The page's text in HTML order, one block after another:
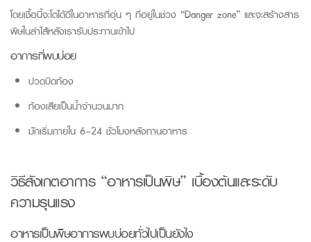
โดยเชื้อนี้จะโตได้ดีในอาหารที่อุ่น ๆ ที่อยู่ในช่วง “Danger zone” และจะสร้างสาร
พิษในลำไส้หลังเรารับประทานเข้าไป
อาการที่พบบ่อย
ปวดบิดท้อง
ท้องเสียเป็นน้ำจำนวนมาก
มักเริ่มภายใน 6–24 ชั่วโมงหลังทานอาหาร
วิธีสังเกตอาการ “อาหารเป็นพิษ” เบื้องต้นและระดับ
ความรุนแรง
อาหารเป็นพิษอาการพบบ่อยทั่วไปเป็นยังไง